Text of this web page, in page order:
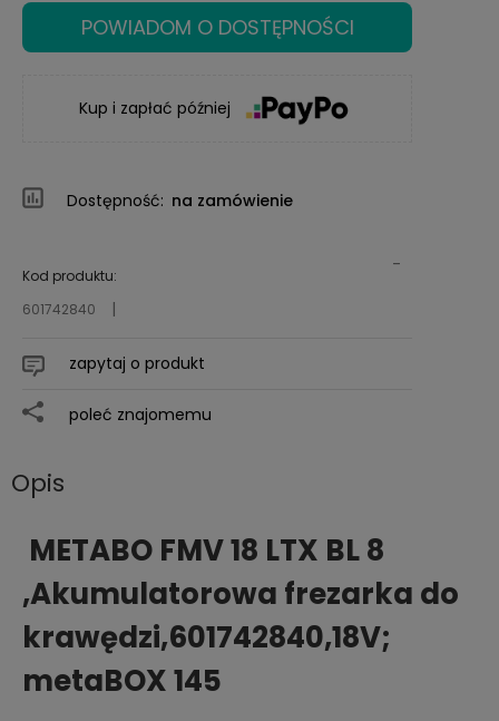
POWIADOM O DOSTĘPNOŚCI
Kup i zapłać później
Dostępność: na zamówienie
Kod produktu:
601742840
-
zapytaj o produkt
poleć znajomemu
Opis
METABO FMV 18 LTX BL 8
,Akumulatorowa frezarka do
krawędzi,601742840,18V;
metaBOX 145